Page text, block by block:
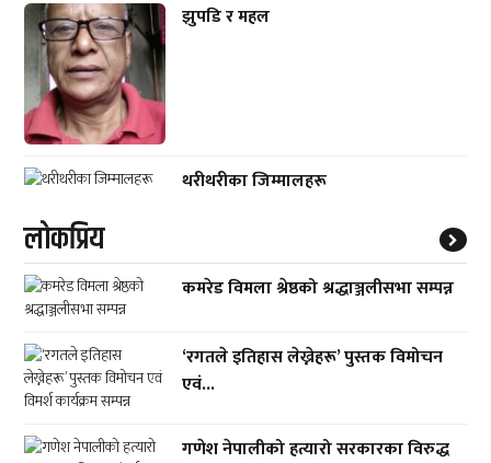
झुपडि र महल
थरीथरीका जिम्मालहरू
लाेकप्रिय
कमरेड विमला श्रेष्ठको श्रद्धाञ्जलीसभा सम्पन्न
‘रगतले इतिहास लेख्नेहरू’ पुस्तक विमोचन
एवं...
गणेश नेपालीको हत्यारो सरकारका विरुद्ध